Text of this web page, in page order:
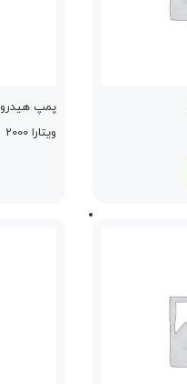
پمپ
ویتارا 2000